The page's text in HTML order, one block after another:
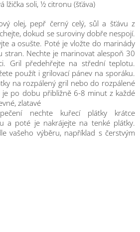
lžička soli, ½ citronu (šťáva)
olej, pepř černý celý, sůl a šťávu z
dokud se suroviny dobře nespojí.
a osušte. Poté je vložte do marinády
Nechte je marinovat alespoň 30
Gril předehřejte na střední teplotu.
použít i grilovací pánev na sporáku.
na rozpálený gril nebo do rozpálené
je po dobu přibližně 6-8 minut z každé
zlatavé
nechte kuřecí plátky krátce
a poté je nakrájejte na tenké plátky.
vašeho výběru, například s čerstvým